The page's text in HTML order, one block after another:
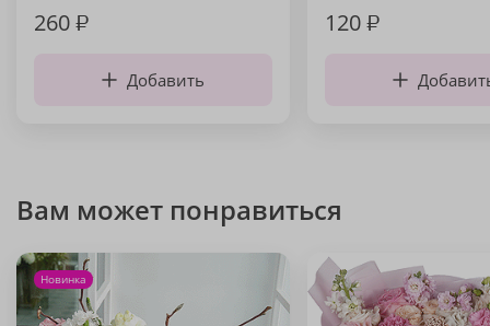
260₽
Добавить
120₽
Вам может понравиться
Новинка